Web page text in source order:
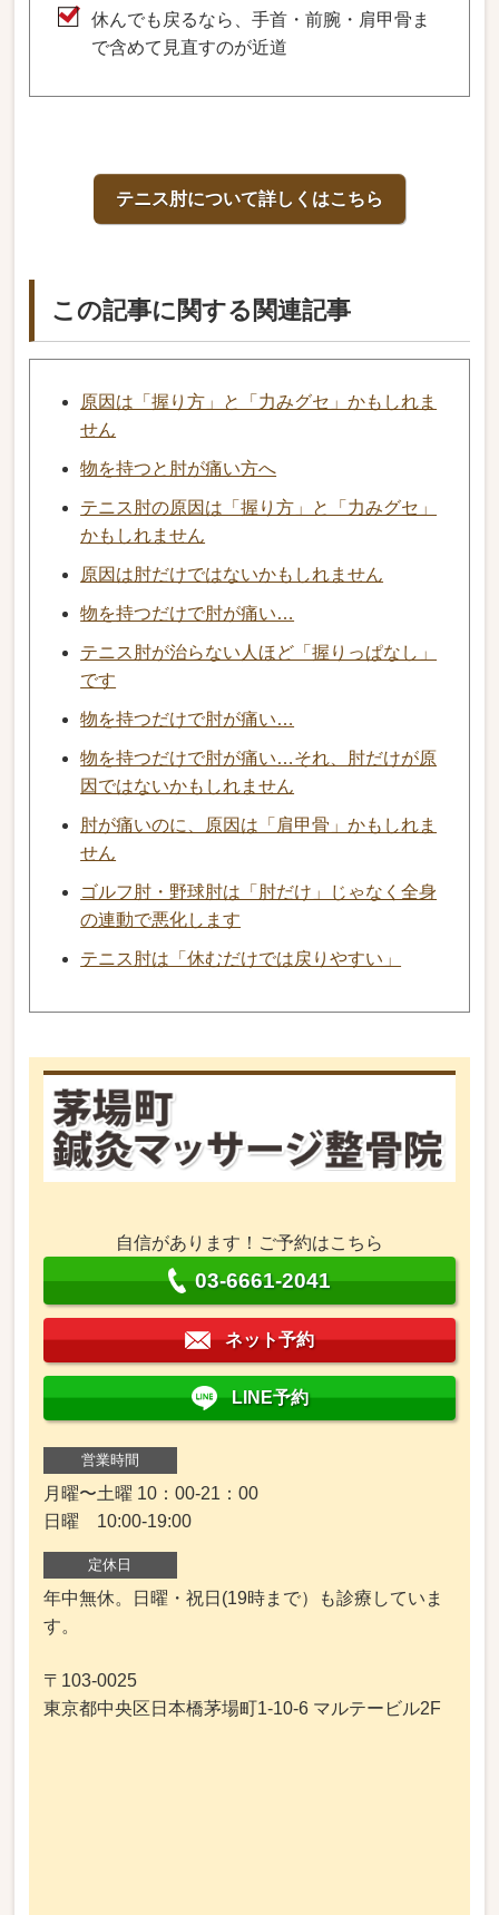
休んでも戻るなら、手首・前腕・肩甲骨ま
で含めて見直すのが近道
テニス肘について詳しくはこちら
この記事に関する関連記事
原因は「握り方」と「力みグセ」かもしれま
せん
物を持つと肘が痛い方へ
テニス肘の原因は「握り方」と「力みグセ」
かもしれません
原因は肘だけではないかもしれません
物を持つだけで肘が痛い…
テニス肘が治らない人ほど「握りっぱなし」
です
物を持つだけで肘が痛い…
物を持つだけで肘が痛い…それ、肘だけが原
因ではないかもしれません
肘が痛いのに、原因は「肩甲骨」かもしれま
せん
ゴルフ肘・野球肘は「肘だけ」じゃなく全身
の連動で悪化します
テニス肘は「休むだけでは戻りやすい」
自信があります！ご予約はこちら
03-6661-2041
ネット予約
LINE予約
営業時間
月曜〜土曜 10：00-21：00
日曜 10:00-19:00
定休日
年中無休。日曜・祝日(19時まで）も診療していま
す。
〒103-0025
東京都中央区日本橋茅場町1-10-6 マルテービル2F